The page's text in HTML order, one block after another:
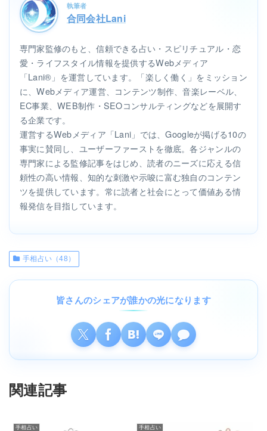
執筆者
合同会社Lani
専門家監修のもと、信頼できる占い・スピリチュアル・恋
愛・ライフスタイル情報を提供するWebメディア
「Lani®」を運営しています。「楽しく働く」をミッション
に、Webメディア運営、コンテンツ制作、音楽レーベル、
EC事業、WEB制作・SEOコンサルティングなどを展開す
る企業です。
運営するWebメディア「Lani」では、Googleが掲げる10の
事実に賛同し、ユーザーファーストを徹底。各ジャンルの
専門家による監修記事をはじめ、読者のニーズに応える信
頼性の高い情報、知的な刺激や示唆に富む独自のコンテン
ツを提供しています。常に読者と社会にとって価値ある情
報発信を目指しています。
手相占い（48）
皆さんのシェアが誰かの光になります
関連記事
手相占い 手相占い